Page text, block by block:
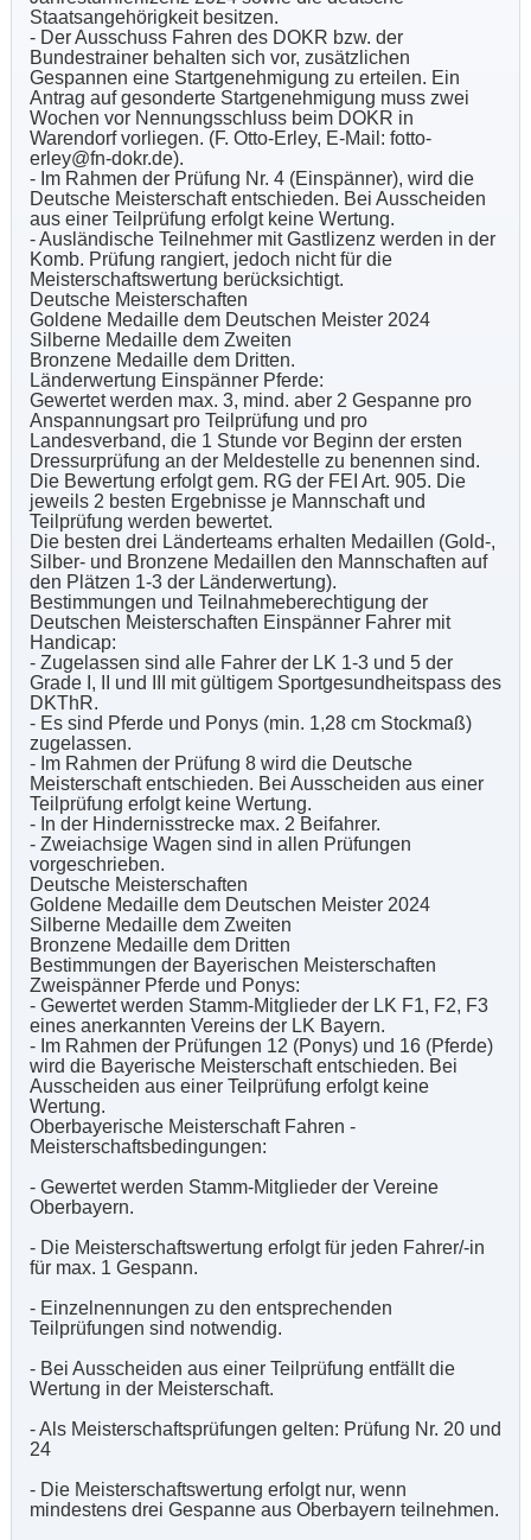
Staatsangehörigkeit besitzen.
- Der Ausschuss Fahren des DOKR bzw. der
Bundestrainer behalten sich vor, zusätzlichen
Gespannen eine Startgenehmigung zu erteilen. Ein
Antrag auf gesonderte Startgenehmigung muss zwei
Wochen vor Nennungsschluss beim DOKR in
Warendorf vorliegen. (F. Otto-Erley, E-Mail: fotto-
erley@fn-dokr.de).
- Im Rahmen der Prüfung Nr. 4 (Einspänner), wird die
Deutsche Meisterschaft entschieden. Bei Ausscheiden
aus einer Teilprüfung erfolgt keine Wertung.
- Ausländische Teilnehmer mit Gastlizenz werden in der
Komb. Prüfung rangiert, jedoch nicht für die
Meisterschaftswertung berücksichtigt.
Deutsche Meisterschaften
Goldene Medaille dem Deutschen Meister 2024
Silberne Medaille dem Zweiten
Bronzene Medaille dem Dritten.
Länderwertung Einspänner Pferde:
Gewertet werden max. 3, mind. aber 2 Gespanne pro
Anspannungsart pro Teilprüfung und pro
Landesverband, die 1 Stunde vor Beginn der ersten
Dressurprüfung an der Meldestelle zu benennen sind.
Die Bewertung erfolgt gem. RG der FEI Art. 905. Die
jeweils 2 besten Ergebnisse je Mannschaft und
Teilprüfung werden bewertet.
Die besten drei Länderteams erhalten Medaillen (Gold-,
Silber- und Bronzene Medaillen den Mannschaften auf
den Plätzen 1-3 der Länderwertung).
Bestimmungen und Teilnahmeberechtigung der
Deutschen Meisterschaften Einspänner Fahrer mit
Handicap:
- Zugelassen sind alle Fahrer der LK 1-3 und 5 der
Grade I, II und III mit gültigem Sportgesundheitspass des
DKThR.
- Es sind Pferde und Ponys (min. 1,28 cm Stockmaß)
zugelassen.
- Im Rahmen der Prüfung 8 wird die Deutsche
Meisterschaft entschieden. Bei Ausscheiden aus einer
Teilprüfung erfolgt keine Wertung.
- In der Hindernisstrecke max. 2 Beifahrer.
- Zweiachsige Wagen sind in allen Prüfungen
vorgeschrieben.
Deutsche Meisterschaften
Goldene Medaille dem Deutschen Meister 2024
Silberne Medaille dem Zweiten
Bronzene Medaille dem Dritten
Bestimmungen der Bayerischen Meisterschaften
Zweispänner Pferde und Ponys:
- Gewertet werden Stamm-Mitglieder der LK F1, F2, F3
eines anerkannten Vereins der LK Bayern.
- Im Rahmen der Prüfungen 12 (Ponys) und 16 (Pferde)
wird die Bayerische Meisterschaft entschieden. Bei
Ausscheiden aus einer Teilprüfung erfolgt keine
Wertung.
Oberbayerische Meisterschaft Fahren -
Meisterschaftsbedingungen:
- Gewertet werden Stamm-Mitglieder der Vereine
Oberbayern.
- Die Meisterschaftswertung erfolgt für jeden Fahrer/-in
für max. 1 Gespann.
- Einzelnennungen zu den entsprechenden
Teilprüfungen sind notwendig.
- Bei Ausscheiden aus einer Teilprüfung entfällt die
Wertung in der Meisterschaft.
- Als Meisterschaftsprüfungen gelten: Prüfung Nr. 20 und
24
- Die Meisterschaftswertung erfolgt nur, wenn
mindestens drei Gespanne aus Oberbayern teilnehmen.